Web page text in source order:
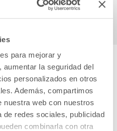
para mejorar y
la seguridad del
personalizados en otros
Además, compartimos
nuestra web con nuestros
de redes sociales, publicidad
combinarla con otra
Comprar
tu opinión
este producto!